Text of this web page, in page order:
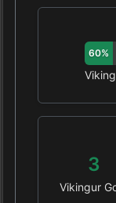
60%
3
Vikingur